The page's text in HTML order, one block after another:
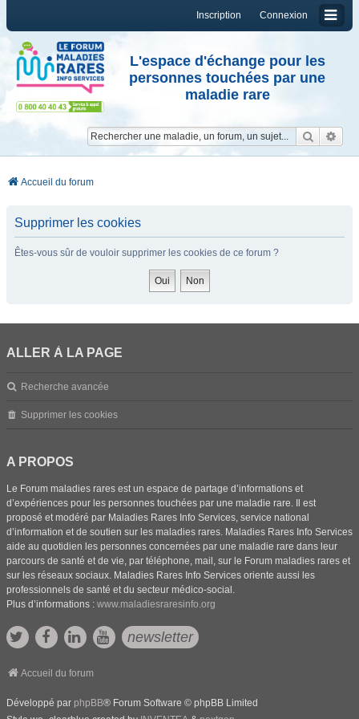
Connexion
Inscription
L'espace d'échange pour les
personnes touchées par une
maladie rare
Accueil du forum
Supprimer les cookies
Êtes-vous sûr de vouloir supprimer les cookies de ce forum ?
ALLER À LA PAGE
Recherche avancée
Supprimer les cookies
A PROPOS
Le Forum maladies rares est un espace de partage d’informations et
d’expériences pour les personnes touchées par une maladie rare. Il est
proposé et modéré par Maladies Rares Info Services, service national
d’information et de soutien sur les maladies rares. Maladies Rares Info Services
aide au quotidien les personnes concernées par une maladie rare dans leur
parcours de santé et de vie, par téléphone, mail, sur le Forum maladies rares et
sur les réseaux sociaux. Maladies Rares Info Services oriente aussi les
professionnels de santé et du secteur médico-social.
Plus d’informations : www.maladiesraresinfo.org
newsletter
Accueil du forum
Développé par phpBB® Forum Software © phpBB Limited